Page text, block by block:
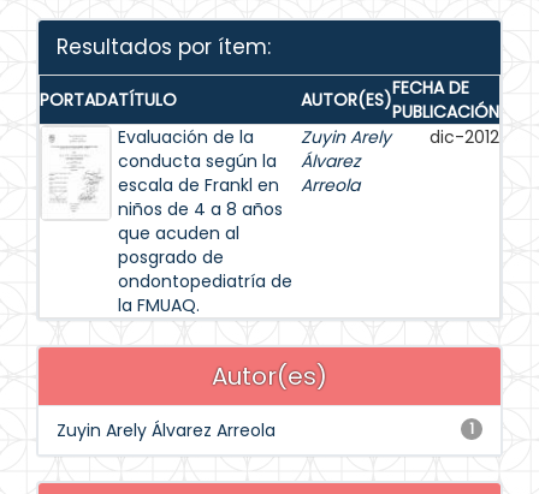
Resultados por ítem:
PORTADATÍTULO AUTOR(ES)FECHA DE
PUBLICACIÓN
Evaluación de la
conducta según la
escala de Frankl en
niños de 4 a 8 años
que acuden al
posgrado de
ondontopediatría de
la FMUAQ.
Zuyin Arely
Álvarez
Arreola
dic-2012
Autor(es)
1
Zuyin Arely Álvarez Arreola